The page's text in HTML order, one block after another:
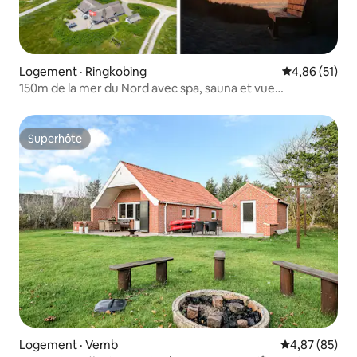
Logement · Ringkobing Note
4,86 (51)
150m de la mer du Nord avec spa, sauna et vue
Superhôte
Superhôte
Logement · Vemb Note
4,87 (85)